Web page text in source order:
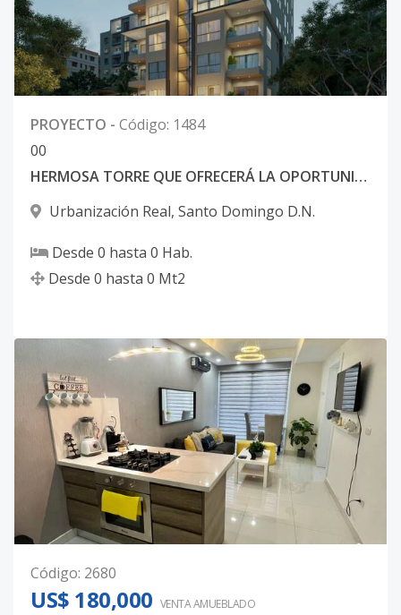
PROYECTO - Código: 1484
00
HERMOSA TORRE QUE OFRECERÁ LA OPORTUNIDAD DE VIVIR EN FAMILIA
Urbanización Real, Santo Domingo D.N.
Desde 0 hasta 0 Hab.
Desde 0 hasta 0 Mt2
Código: 2680
US$ 180,000 VENTA AMUEBLADO